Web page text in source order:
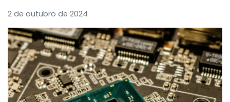
2 de outubro de 2024